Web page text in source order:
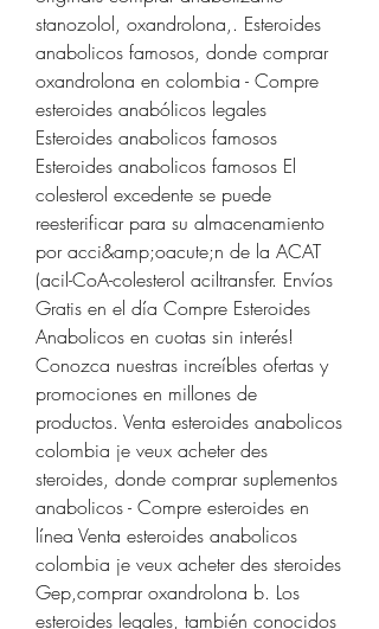
stanozolol, oxandrolona,. Esteroides
anabolicos famosos, donde comprar
oxandrolona en colombia - Compre
esteroides anabólicos legales
Esteroides anabolicos famosos
Esteroides anabolicos famosos El
colesterol excedente se puede
reesterificar para su almacenamiento
por acci&amp;oacute;n de la ACAT
(acil-CoA-colesterol aciltransfer. Envíos
Gratis en el día Compre Esteroides
Anabolicos en cuotas sin interés!
Conozca nuestras increíbles ofertas y
promociones en millones de
productos. Venta esteroides anabolicos
colombia je veux acheter des
steroides, donde comprar suplementos
anabolicos - Compre esteroides en
línea Venta esteroides anabolicos
colombia je veux acheter des steroides
Gep,comprar oxandrolona b. Los
esteroides legales, también conocidos